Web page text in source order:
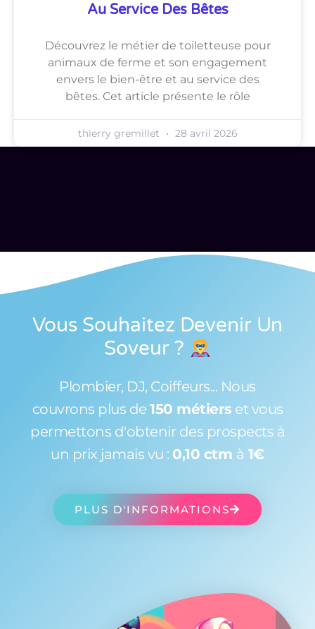
Au Service Des Bêtes
Découvrez le métier de toiletteuse pour
animaux de ferme et son engagement
envers le bien-être et au service des
bêtes. Cet article présente le rôle
thierry gremillet 28 avril 2026
Vous Souhaitez Devenir Un
Soveur ?
Plombier, DJ, Coiffeurs... Nous
couvrons plus de 150 métiers et vous
permettons d'obtenir des prospects à
un prix jamais vu : 0,10 ctm à 1€
PLUS D'INFORMATIONS